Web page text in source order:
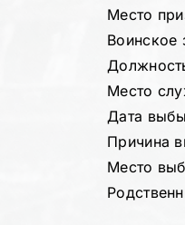
Место
Воинское
Место
Дата
Причина
Место